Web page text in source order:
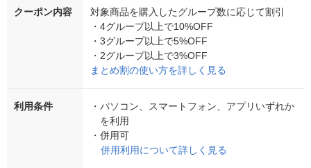
クーポン内容
対象商品を購入したグループ数に応じて割引
・ 4グループ以上で10%OFF
・ 3グループ以上で5%OFF
・ 2グループ以上で3%OFF
まとめ割の使い方を詳しく見る
利用条件 ・ パソコン、スマートフォン、アプリいずれか
を利用
・ 併用可
併用利用について詳しく見る